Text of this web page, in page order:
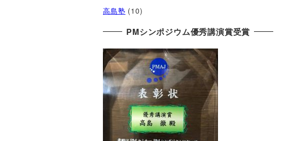
高島塾 (10)
PMシンポジウム優秀講演賞受賞